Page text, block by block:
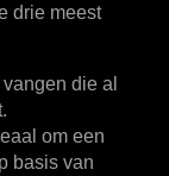
drie meest
die al
om een
basis van